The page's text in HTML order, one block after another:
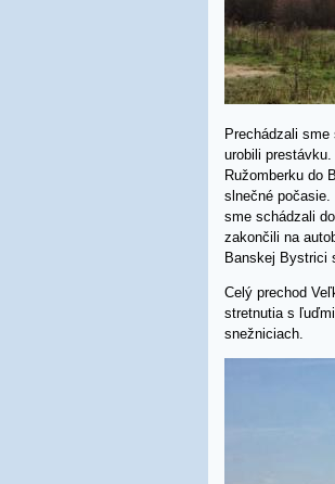
Prechádzali
urobili
Ružomberku do
slnečné
sme schádzali
zakončili na
Banskej Bystrici
Celý prechod
stretnutia s
snežniciach.